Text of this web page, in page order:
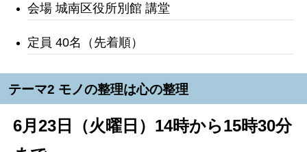
会場 城南区役所別館 講堂
定員 40名（先着順）
テーマ2 モノの整理は心の整理
6月23日（火曜日）14時から15時30分